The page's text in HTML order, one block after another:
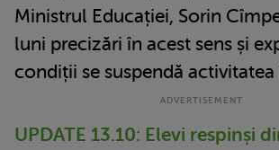
Ministrul Educației, Sorin
luni precizări în acest sens și
condiții se suspendă
UPDATE 13.10: Elevi respinși